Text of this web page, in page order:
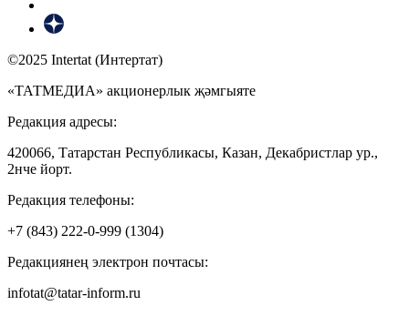
©2025 Intertat (Интертат)
«ТАТМЕДИА» акционерлык җәмгыяте
Редакция адресы:
420066, Татарстан Республикасы, Казан, Декабристлар ур.,
2нче йорт.
Редакция телефоны:
+7 (843) 222-0-999 (1304)
Редакциянең электрон почтасы:
infotat@tatar-inform.ru